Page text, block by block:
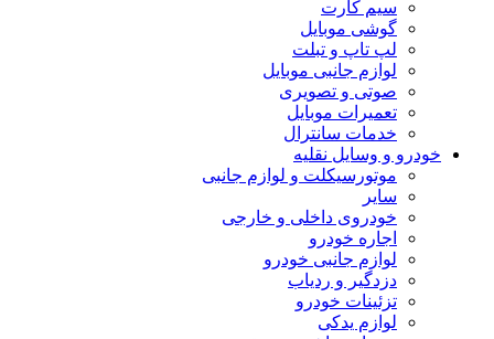
سیم کارت
گوشی موبایل
لپ تاپ و تبلت
لوازم جانبی موبایل
صوتی و تصویری
تعمیرات موبایل
خدمات سانترال
خودرو و وسایل نقلیه
موتورسیکلت و لوازم جانبی
سایر
خودروی داخلی و خارجی
اجاره خودرو
لوازم جانبی خودرو
دزدگیر و ردیاب
تزئینات خودرو
لوازم یدکی